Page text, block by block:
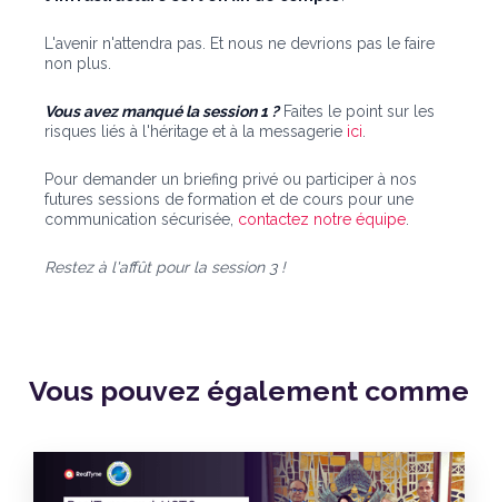
L'avenir n'attendra pas. Et nous ne devrions pas le faire
non plus.
Vous avez manqué la session 1 ? Faites le point sur les
risques liés à l'héritage et à la messagerie ici
Pour demander un briefing privé ou participer à nos
futures sessions de formation et de cours pour une
communication sécurisée, contactez notre équipe
Restez à l'affût pour la session 3 !
Vous pouvez également comme